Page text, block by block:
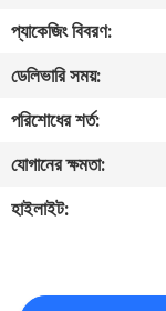
মান
নিয়ন্ত্রণ
যোগাযোগ
করুন
প্যাকেজিং বিবরণ:
ডেলিভারি সময়:
পরিশোধের শর্ত:
যোগানের ক্ষমতা:
হাইলাইট: